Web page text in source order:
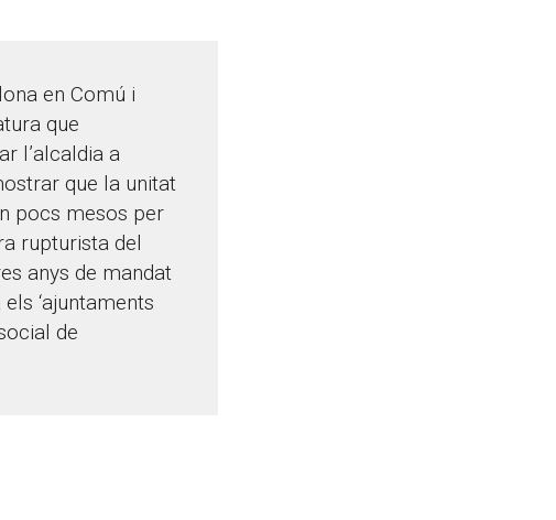
en Comú i
que
l’alcaldia a
que la unitat
pocs mesos per
rupturista del
anys de mandat
‘ajuntaments
de